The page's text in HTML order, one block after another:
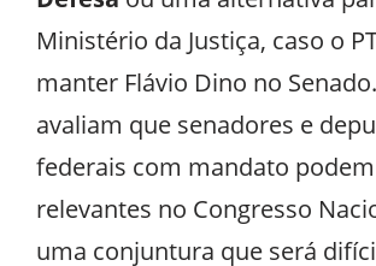
Ministério da Justiça, caso o
manter Flávio Dino no
avaliam que senadores e
federais com mandato
relevantes no Congresso
uma conjuntura que será